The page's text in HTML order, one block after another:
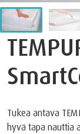
Tukea antava
hyvä tapa nauttia